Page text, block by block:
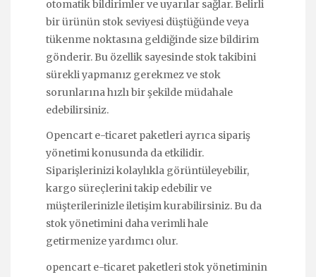
otomatik bildirimler ve uyarılar sağlar. Belirli
bir ürünün stok seviyesi düştüğünde veya
tükenme noktasına geldiğinde size bildirim
gönderir. Bu özellik sayesinde stok takibini
sürekli yapmanız gerekmez ve stok
sorunlarına hızlı bir şekilde müdahale
edebilirsiniz.
Opencart e-ticaret paketleri ayrıca sipariş
yönetimi konusunda da etkilidir.
Siparişlerinizi kolaylıkla görüntüleyebilir,
kargo süreçlerini takip edebilir ve
müşterilerinizle iletişim kurabilirsiniz. Bu da
stok yönetimini daha verimli hale
getirmenize yardımcı olur.
opencart e-ticaret paketleri stok yönetiminin